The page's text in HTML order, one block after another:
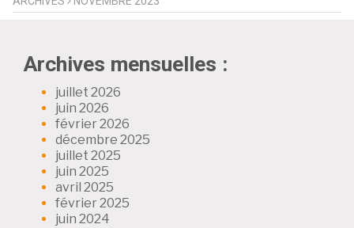
Archives mensuelles :
juillet 2026
juin 2026
février 2026
décembre 2025
juillet 2025
juin 2025
avril 2025
février 2025
juin 2024